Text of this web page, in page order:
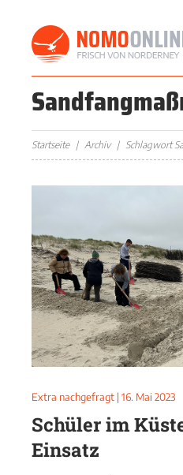
Startseite Archiv Schlagwort
Extra nachgefragt | 16. Mai 2023
Schüler im
Einsatz